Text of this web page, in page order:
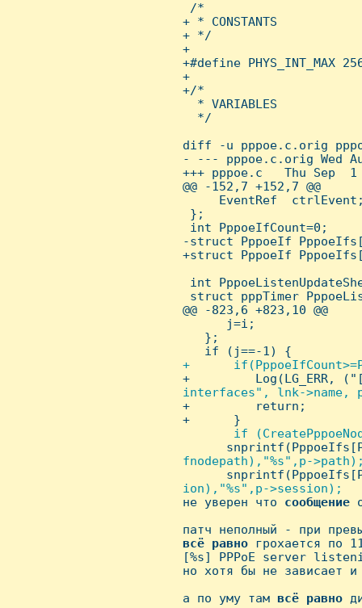
  /*
+ * CONSTANTS
+ */
+
+#define PHYS_INT_MAX
+
+/*
   * VARIABLES
   */
diff -u pppoe.c.orig
- --- pppoe.c.orig Wed
+++ pppoe.c   Thu Sep  1
@@ -152,7 +152,7 @@
EventRef
  };
  int PppoeIfCount=0;
-struct PppoeIf
+struct PppoeIf
int
struct pppTimer
@@ -823,6 +823,10 @@
       j=i;
    };
    if (j==-1) {
+
+         Log(LG_ERR,
interfaces", lnk->name,
+         return;
+      }
if
fnodepath),"%s",p-
ion),"%s",p->session);
не уверен что сообщение
патч неполный - при
всё равно грохается по
[%s] PPPoE server
но хотя бы не зависает и
а по уму там всё равно